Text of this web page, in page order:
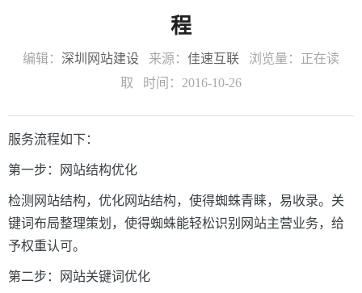
程
编辑： 深圳网站建设 来源： 佳速互联 浏览量： 正在读
取 时间：2016-10-26
服务流程如下：
第一步：网站结构优化
检测网站结构，优化网站结构，使得蜘蛛青睐，易收录。关
键词布局整理策划，使得蜘蛛能轻松识别网站主营业务，给
予权重认可。
第二步：网站关键词优化